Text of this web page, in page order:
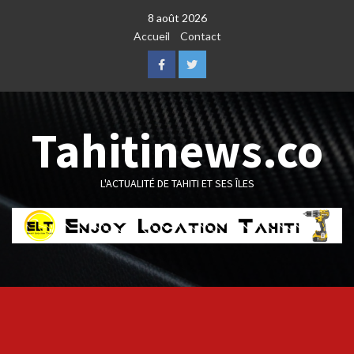
8 août 2026
Accueil
Contact
FacebookTwitter
Tahitinews.co
L'ACTUALITÉ DE TAHITI ET SES ÎLES